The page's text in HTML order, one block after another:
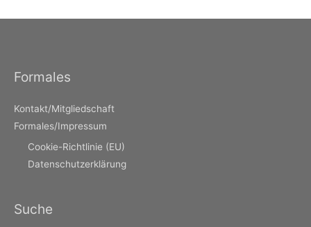
Formales
Kontakt/Mitgliedschaft
Formales/Impressum
Cookie-Richtlinie (EU)
Datenschutzerklärung
Suche